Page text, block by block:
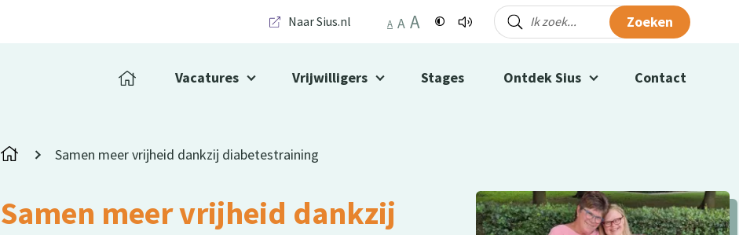
Naar Sius.nl A A A Zoeken
Vacatures Vrijwilligers Stages Ontdek Sius Contact
Samen meer vrijheid dankzij diabetestraining
Samen meer vrijheid dankzij